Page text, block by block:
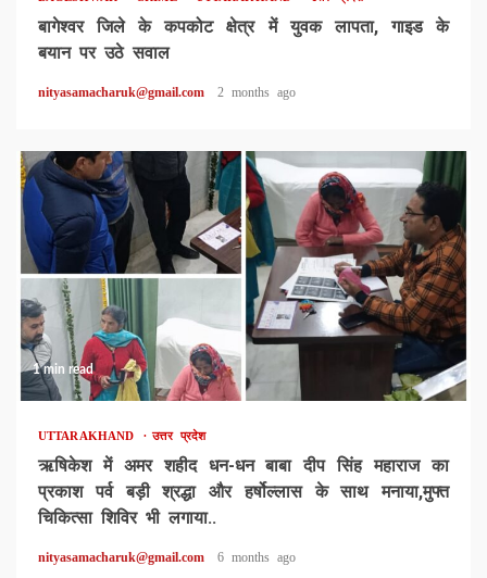
बागेश्वर जिले के कपकोट क्षेत्र में युवक लापता, गाइड के
बयान पर उठे सवाल
nityasamacharuk@gmail.com 2 months ago
1 min read
UTTARAKHAND उत्तर प्रदेश
ऋषिकेश में अमर शहीद धन-धन बाबा दीप सिंह महाराज का
प्रकाश पर्व बड़ी श्रद्धा और हर्षोल्लास के साथ मनाया,मुफ्त
चिकित्सा शिविर भी लगाया..
nityasamacharuk@gmail.com 6 months ago